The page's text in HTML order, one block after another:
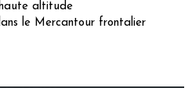
altitude
le Mercantour frontalier